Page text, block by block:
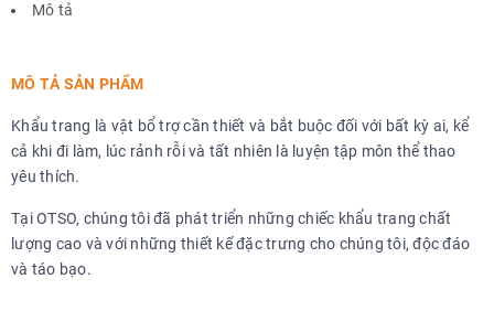
Mô tả
MÔ TẢ SẢN PHẨM
Khẩu trang là vật bổ trợ cần thiết và bắt buộc đối với bất kỳ ai, kể
cả khi đi làm, lúc rảnh rỗi và tất nhiên là luyện tập môn thể thao
yêu thích.
Tại OTSO, chúng tôi đã phát triển những chiếc khẩu trang chất
lượng cao và với những thiết kế đặc trưng cho chúng tôi, độc đáo
và táo bạo.